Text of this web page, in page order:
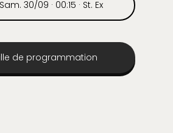
Sam. 30/09 · 00:15 · St. Ex
de programmation